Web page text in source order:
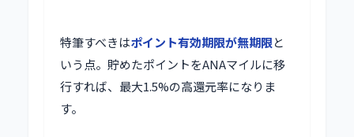
特筆すべきはポイント有効期限が無期限と
いう点。貯めたポイントをANAマイルに移
行すれば、最大1.5%の高還元率になりま
す。